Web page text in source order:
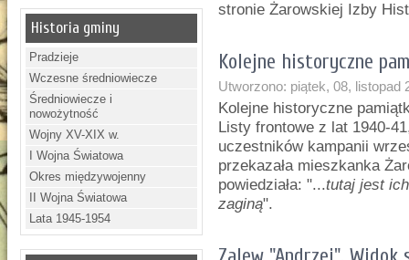
Historia gminy
Pradzieje
Wczesne średniowiecze
Średniowiecze i
nowożytność
Wojny XV-XIX w.
I Wojna Światowa
Okres międzywojenny
II Wojna Światowa
Lata 1945-1954
stronie Żarowskiej Izby
Kolejne historyczne
Utworzono: piątek, 08, listopad
Kolejne historyczne
Listy frontowe z lat 1940-
uczestników kampanii
przekazała mieszkanka
powiedziała: "...tutaj jest
zaginą".